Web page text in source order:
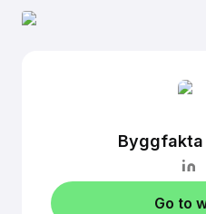
Byggfakta
Go to